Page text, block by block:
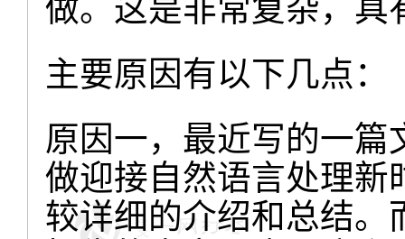
做。这是非常复杂，具
主要原因有以下几点：
原因一，最近写的一
做迎接自然语言处理新
较详细的介绍和总结。